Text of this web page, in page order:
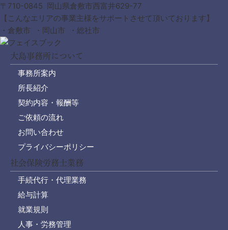
〒710-0845 岡山県倉敷市西富井629-77
【こんなエリアの事業主様をサポートさせて頂いております】
・倉敷市 ・岡山市 ・総社市
大島事務所について
事務所案内
所長紹介
契約内容・報酬等
ご依頼の流れ
お問い合わせ
プライバシーポリシー
社会保険労務士業務
手続代行・代理業務
給与計算
就業規則
人事・労務管理